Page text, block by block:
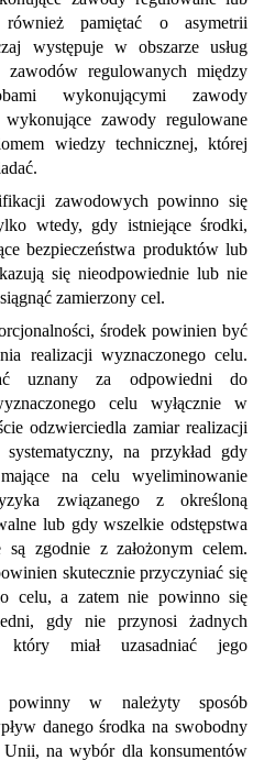
pamiętać o asymetrii
występuje w obszarze usług
regulowanych między
wykonującymi zawody
zawody regulowane
wiedzy technicznej, której
zawodowych powinno się
wtedy, gdy istniejące środki,
bezpieczeństwa produktów lub
się nieodpowiednie lub nie
zamierzony cel.
środek powinien być
realizacji wyznaczonego celu.
uznany za odpowiedni do
celu wyłącznie w
odzwierciedla zamiar realizacji
na przykład gdy
na celu wyeliminowanie
związanego z określoną
lub gdy wszelkie odstępstwa
są zgodnie z założonym celem.
skutecznie przyczyniać się
celu, a zatem nie powinno się
gdy nie przynosi żadnych
miał uzasadniać jego
powinny w należyty sposób
danego środka na swobodny
Unii, na wybór dla konsumentów